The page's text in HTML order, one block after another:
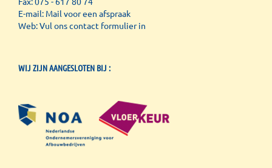
E-mail: Mail voor een afspraak
Web:Vul ons contact formulier in
WIJ ZIJN AANGESLOTEN BIJ :